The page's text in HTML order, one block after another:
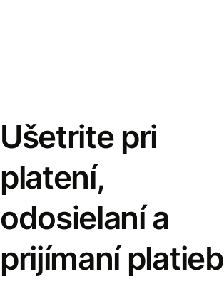
Ušetrite pri
platení,
odosielaní a
prijímaní platieb